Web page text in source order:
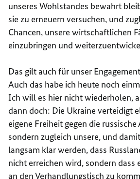
unseres Wohlstandes bewahrt
sie zu erneuern versuchen, und
Chancen, unsere wirtschaftlichen
einzubringen und
Das gilt auch für unser
Auch das habe ich heute noch
Ich will es hier nicht wiederholen,
dann doch: Die Ukraine verteidigt
eigene Freiheit gegen die russische
sondern zugleich unsere, und
langsam klar werden, dass
nicht erreichen wird, sondern dass
an den Verhandlungstisch zu